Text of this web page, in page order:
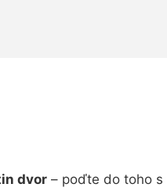
dvor – poďte do toho s